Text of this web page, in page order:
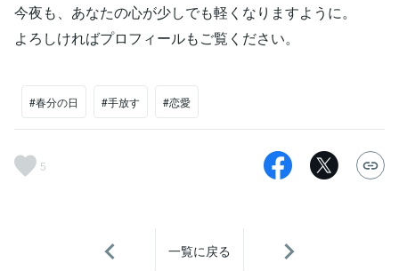
今夜も、あなたの心が少しでも軽くなりますように。
よろしければプロフィールもご覧ください。
#春分の日 #手放す #恋愛
5
一覧に戻る